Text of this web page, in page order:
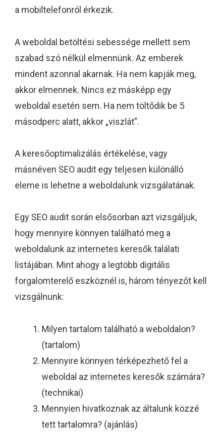
a mobiltelefonról érkezik.
A weboldal betöltési sebessége mellett sem
szabad szó nélkül elmennünk. Az emberek
mindent azonnal akarnak. Ha nem kapják meg,
akkor elmennek. Nincs ez másképp egy
weboldal esetén sem. Ha nem töltődik be 5
másodperc alatt, akkor „viszlát”.
A keresőoptimalizálás értékelése, vagy
másnéven SEO audit egy teljesen különálló
eleme is lehetne a weboldalunk vizsgálatának.
Egy SEO audit során elsősorban azt vizsgáljuk,
hogy mennyire könnyen található meg a
weboldalunk az internetes keresők találati
listájában. Mint ahogy a legtöbb digitális
forgalomterelő eszköznél is, három tényezőt kell
vizsgálnunk:
Milyen tartalom található a weboldalon?
(tartalom)
Mennyire könnyen térképezhető fel a
weboldal az internetes keresők számára?
(technikai)
Mennyien hivatkoznak az általunk közzé
tett tartalomra? (ajánlás)